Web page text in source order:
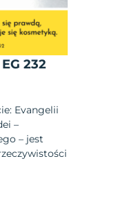
232
Evangelii
–
– jest